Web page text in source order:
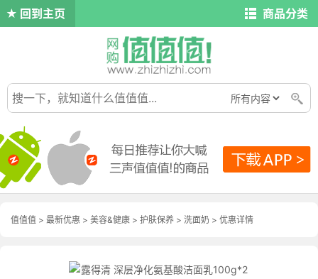
回到主页 商品分类
值值值 > 最新优惠 > 美容&健康 > 护肤保养 > 洗面奶 > 优惠详情